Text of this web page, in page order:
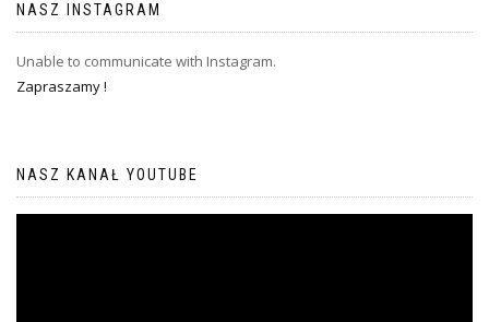
NASZ INSTAGRAM
Unable to communicate with Instagram.
Zapraszamy !
NASZ KANAŁ YOUTUBE